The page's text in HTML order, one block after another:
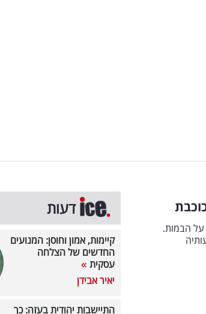
על הבמות.
דעות
קיימות, אמון וחוסן: המנועים
החדשים של הצלחה
עסקית
יאיר אבידן
התיישבות יהודית בעזה: כך